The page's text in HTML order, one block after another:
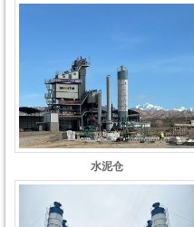
水泥仓